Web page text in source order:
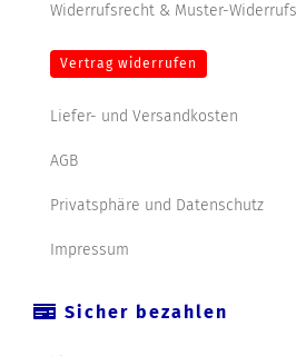
Widerrufsrecht & Muster-
Vertrag widerrufen
Liefer- und Versandkosten
AGB
Privatsphäre und Datenschutz
Impressum
Sicher bezahlen